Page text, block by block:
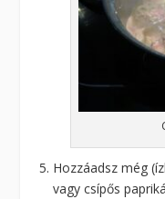
Hozzáadsz még
vagy csípős